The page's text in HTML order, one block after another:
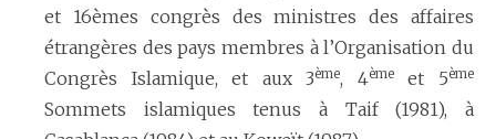
et 16èmes congrès des ministres des affaires
étrangères des pays membres à l’Organisation du
Congrès Islamique, et aux 3ème, 4èmeet 5ème
Sommets islamiques tenus à Taif (1981), à